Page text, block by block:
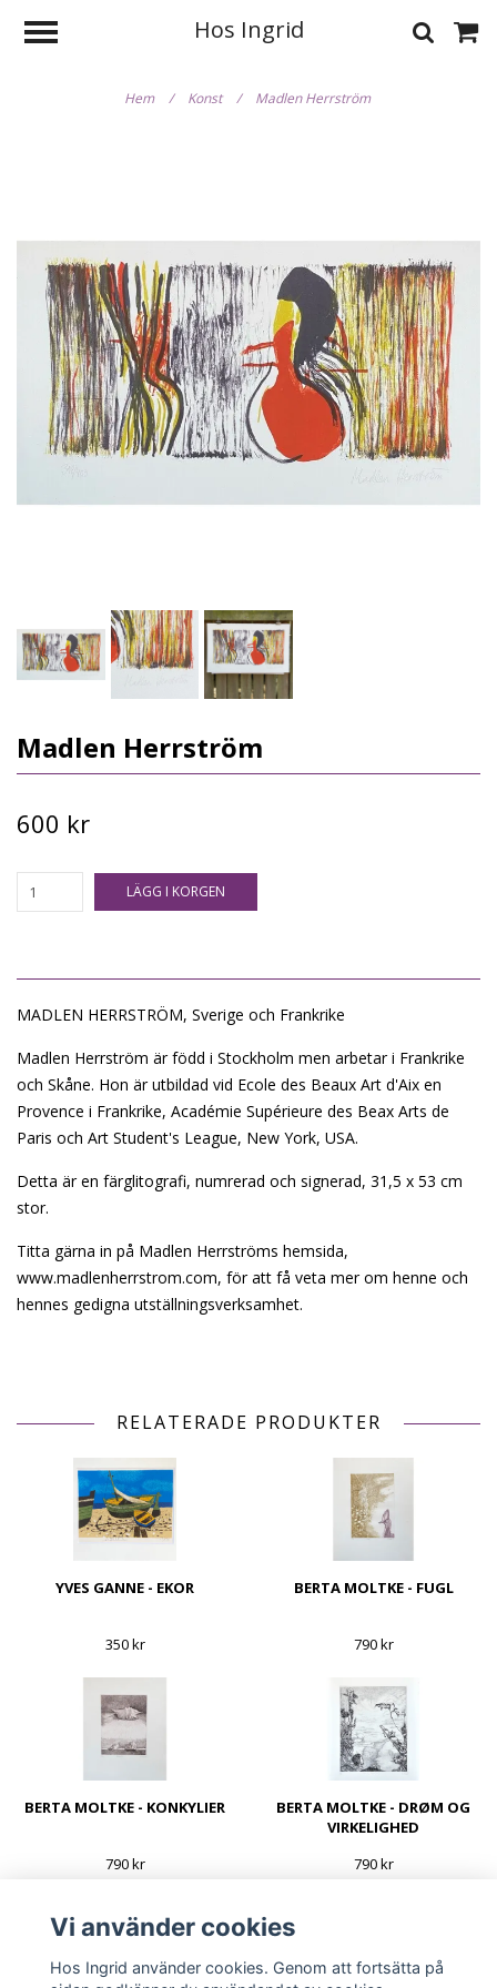
Hos Ingrid
Hem / Konst / Madlen Herrström
Madlen Herrström
600 kr
LÄGG I KORGEN
MADLEN HERRSTRÖM, Sverige och Frankrike
Madlen Herrström är född i Stockholm men arbetar i Frankrike
och Skåne. Hon är utbildad vid Ecole des Beaux Art d'Aix en
Provence i Frankrike, Académie Supérieure des Beax Arts de
Paris och Art Student's League, New York, USA.
Detta är en färglitografi, numrerad och signerad, 31,5 x 53 cm
stor.
Titta gärna in på Madlen Herrströms hemsida,
www.madlenherrstrom.com, för att få veta mer om henne och
hennes gedigna utställningsverksamhet.
RELATERADE PRODUKTER
YVES GANNE - EKOR
350 kr
BERTA MOLTKE - FUGL
790 kr
BERTA MOLTKE - KONKYLIER
790 kr
BERTA MOLTKE - DRØM OG
VIRKELIGHED
790 kr
Vi använder cookies
Hos Ingrid använder cookies. Genom att fortsätta på